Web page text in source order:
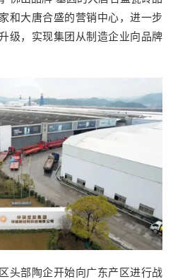
和大唐合盛的营销中心，进一步
级，实现集团从制造企业向品牌
头部陶企开始向广东产区进行战